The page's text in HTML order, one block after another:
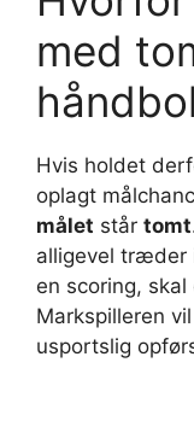
med
Hvis holdet
oplagt
målet står tomt
alligevel træder
en scoring,
Markspilleren
usportslig